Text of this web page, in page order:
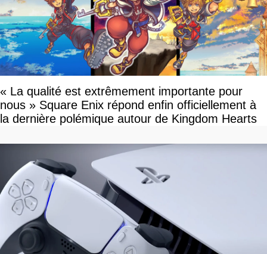
« La qualité est extrêmement importante pour
nous » Square Enix répond enfin officiellement à
la dernière polémique autour de Kingdom Hearts